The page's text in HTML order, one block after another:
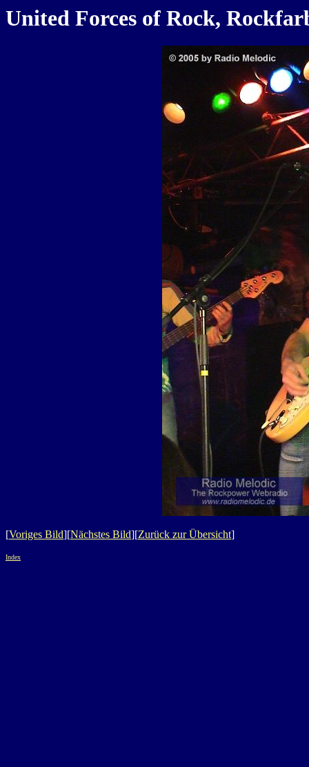
United Forces of Rock,
[Voriges Bild][Nächstes Bild][Zurück zur Übersicht]
Index